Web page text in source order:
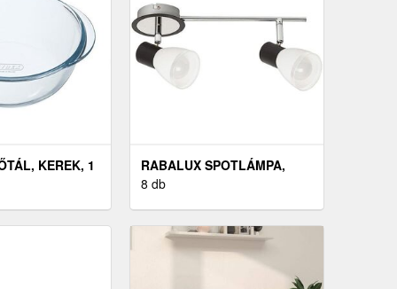
KEREK, 1
RABALUX SPOTLÁMPA,
2×E14/ 40 W
8 db